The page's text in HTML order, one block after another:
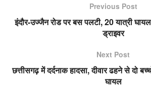
Previous Post
इंदौर-उज्जैन रोड पर बस पलटी, 20 यात्री
ड्राइवर
Next Post
छत्तीसगढ़ में दर्दनाक हादसा, दीवार ढहने से दो
घायल